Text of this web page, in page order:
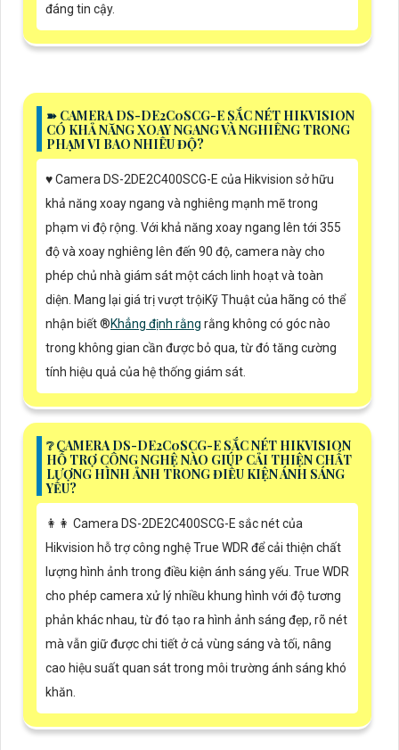
đáng tin cậy.
➽ CAMERA DS-DE2C0SCG-E SẮC NÉT HIKVISION
CÓ KHẢ NĂNG XOAY NGANG VÀ NGHIÊNG TRONG
PHẠM VI BAO NHIÊU ĐỘ?
♥️ Camera DS-2DE2C400SCG-E của Hikvision sở hữu
khả năng xoay ngang và nghiêng mạnh mẽ trong
phạm vi độ rộng. Với khả năng xoay ngang lên tới 355
độ và xoay nghiêng lên đến 90 độ, camera này cho
phép chủ nhà giám sát một cách linh hoạt và toàn
diện. Mang lại giá trị vượt trộiKỹ Thuật của hãng có thể
nhận biết ®️Khẳng định rằng rằng không có góc nào
trong không gian cần được bỏ qua, từ đó tăng cường
tính hiệu quả của hệ thống giám sát.
❔ CAMERA DS-DE2C0SCG-E SẮC NÉT HIKVISION
HỖ TRỢ CÔNG NGHỆ NÀO GIÚP CẢI THIỆN CHẤT
LƯỢNG HÌNH ẢNH TRONG ĐIỀU KIỆN ÁNH SÁNG
YẾU?
️👩‍👩 Camera DS-2DE2C400SCG-E sắc nét của
Hikvision hỗ trợ công nghệ True WDR để cải thiện chất
lượng hình ảnh trong điều kiện ánh sáng yếu. True WDR
cho phép camera xử lý nhiều khung hình với độ tương
phản khác nhau, từ đó tạo ra hình ảnh sáng đẹp, rõ nét
mà vẫn giữ được chi tiết ở cả vùng sáng và tối, nâng
cao hiệu suất quan sát trong môi trường ánh sáng khó
khăn.